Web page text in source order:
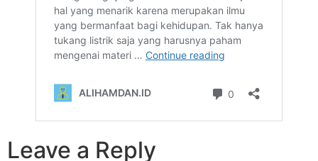
Leave a Reply